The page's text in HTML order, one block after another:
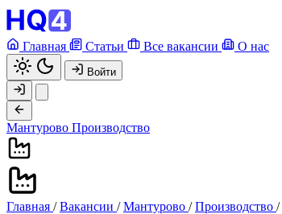
Главная Статьи Все вакансии О нас
Войти
Мантурово Производство
Главная / Вакансии / Мантурово / Производство /